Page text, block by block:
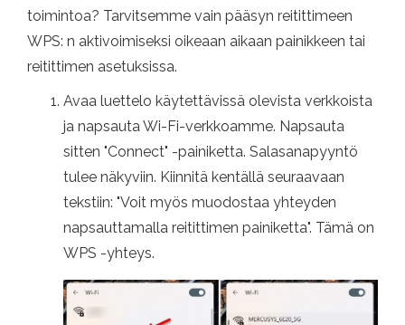
toimintoa? Tarvitsemme vain pääsyn reitittimeen
WPS: n aktivoimiseksi oikeaan aikaan painikkeen tai
reitittimen asetuksissa.
Avaa luettelo käytettävissä olevista verkkoista
ja napsauta Wi-Fi-verkkoamme. Napsauta
sitten "Connect" -painiketta. Salasanapyyntö
tulee näkyviin. Kiinnitä kentällä seuraavaan
tekstiin: "Voit myös muodostaa yhteyden
napsauttamalla reitittimen painiketta". Tämä on
WPS -yhteys.